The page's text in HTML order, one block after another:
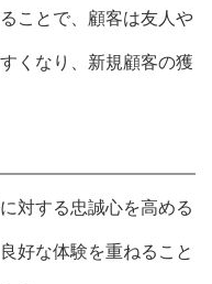
ことで、顧客は友人や
くなり、新規顧客の獲
対する忠誠心を高める
好な体験を重ねること